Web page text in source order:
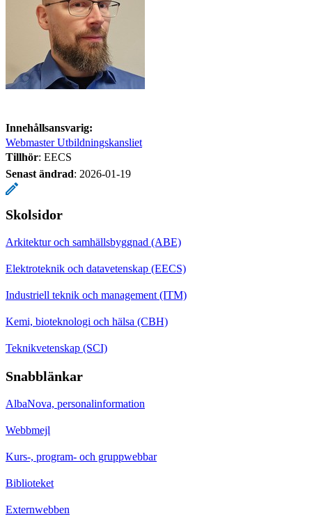
Innehållsansvarig:
Webmaster Utbildningskansliet
Tillhör: EECS
Senast ändrad: 2026-01-19
Skolsidor
Arkitektur och samhällsbyggnad (ABE)
Elektroteknik och datavetenskap (EECS)
Industriell teknik och management (ITM)
Kemi, bioteknologi och hälsa (CBH)
Teknikvetenskap (SCI)
Snabblänkar
AlbaNova, personalinformation
Webbmejl
Kurs-, program- och gruppwebbar
Biblioteket
Externwebben